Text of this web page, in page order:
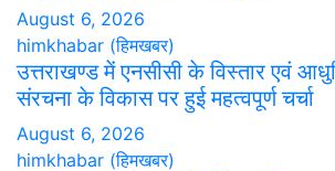
August 6, 2026
himkhabar (हिमखबर)
उत्तराखण्ड में एनसीसी के विस्तार एवं
संरचना के विकास पर हुई महत्वपूर्ण चर्चा
August 6, 2026
himkhabar (हिमखबर)